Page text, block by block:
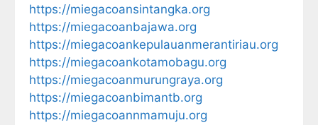
https://miegacoansintangka.org
https://miegacoanbajawa.org
https://miegacoankepulauanmerantiriau.org
https://miegacoankotamobagu.org
https://miegacoanmurungraya.org
https://miegacoanbimantb.org
https://miegacoannmamuju.org